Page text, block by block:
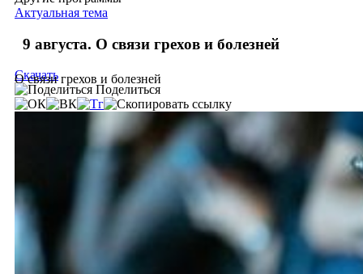
Актуальная тема
9 августа. О связи грехов и болезней
О связи грехов и болезней
Скачать
Поделиться